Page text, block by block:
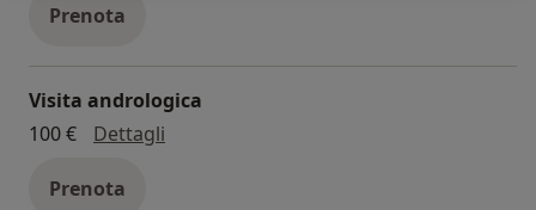
Prenota
Visita andrologica
100 €
Dettagli
Prenota